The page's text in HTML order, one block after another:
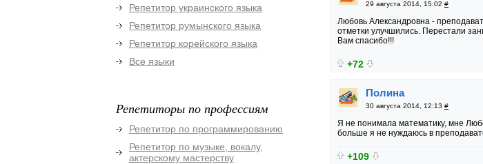
29 августа 2014, 15:02 #
Любовь Александровна -
отметки улучшились. Перестали
Вам спасибо!!!
+72
Полина
30 августа 2014, 12:13 #
Я не понимала математику, мне
больше я не нуждаюсь в
+109
Репетитор украинского языка
Репетитор румынского языка
Репетитор корейского языка
Все языки
Репетиторы по профессиям
Репетитор по программированию
Репетитор по музыке, вокалу,
актерскому мастерству